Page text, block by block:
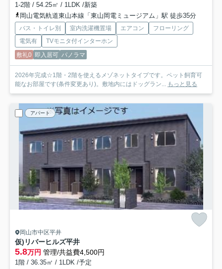
1-2階 / 54.25㎡ / 1LDK /新築
岡山電気軌道東山本線「東山岡電ミュージアム」駅 徒歩35分
バス・トイレ別 室内洗濯機置場 エアコン
フローリング
電気有
TVモニタ付インターホン
敷礼0 即入居可 パノラマ
2026年完成☆1階・2階を使えるメゾネットタイプです。ペット飼育可
能なお部屋です(条件変更あり)。敷地内にはドッグラン... もっと見る
アパート
岡山市中区平井
仮)リバーヒルズ平井
5.8万円 管理/共益費4,500円
1階 / 36.35㎡ / 1LDK /予定